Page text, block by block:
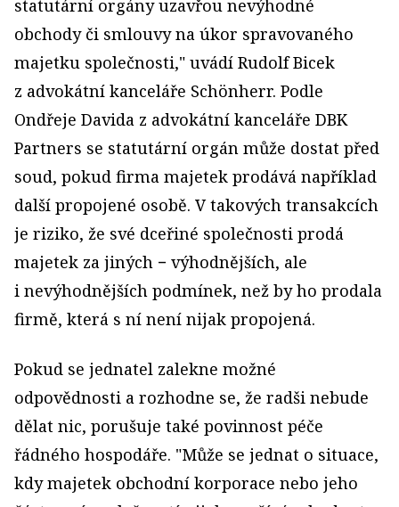
statutární orgány uzavřou nevýhodné
obchody či smlouvy na úkor spravovaného
majetku společnosti," uvádí Rudolf Bicek
z advokátní kanceláře Schönherr. Podle
Ondřeje Davida z advokátní kanceláře DBK
Partners se statutární orgán může dostat před
soud, pokud firma majetek prodává například
další propojené osobě. V takových transakcích
je riziko, že své dceřiné společnosti prodá
majetek za jiných − výhodnějších, ale
i nevýhodnějších podmínek, než by ho prodala
firmě, která s ní není nijak propojená.
Pokud se jednatel zalekne možné
odpovědnosti a rozhodne se, že radši nebude
dělat nic, porušuje také povinnost péče
řádného hospodáře. "Může se jednat o situace,
kdy majetek obchodní korporace nebo jeho